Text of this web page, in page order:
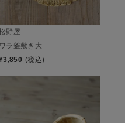
野屋
ワラ釜敷き大
3,850 (税込)